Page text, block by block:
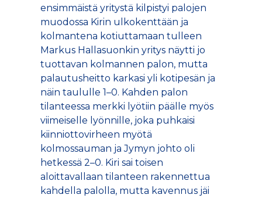
ensimmäistä yritystä kilpistyi palojen
muodossa Kirin ulkokenttään ja
kolmantena kotiuttamaan tulleen
Markus Hallasuonkin yritys näytti jo
tuottavan kolmannen palon, mutta
palautusheitto karkasi yli kotipesän ja
näin taululle 1–0. Kahden palon
tilanteessa merkki lyötiin päälle myös
viimeiselle lyönnille, joka puhkaisi
kiinniottovirheen myötä
kolmossauman ja Jymyn johto oli
hetkessä 2–0. Kiri sai toisen
aloittavallaan tilanteen rakennettua
kahdella palolla, mutta kavennus jäi